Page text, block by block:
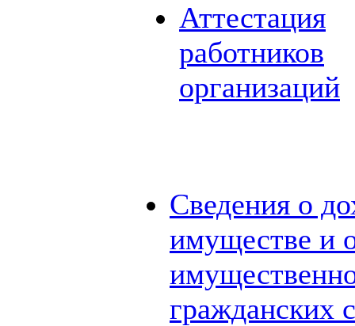
Аттестация
работников
организаций
Сведения о
имуществе и
гражданских